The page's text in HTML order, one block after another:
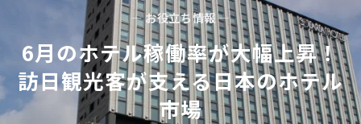
— お役立ち情報 —
6月のホテル稼働率が大幅上昇！
訪日観光客が支える日本のホテル
市場